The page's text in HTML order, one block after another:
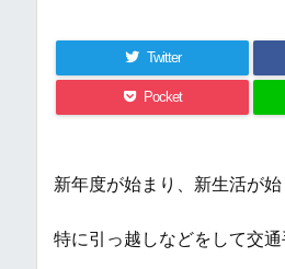
Twitter
Pocket
新年度が始まり、新生活が
特に引っ越しなどをして交